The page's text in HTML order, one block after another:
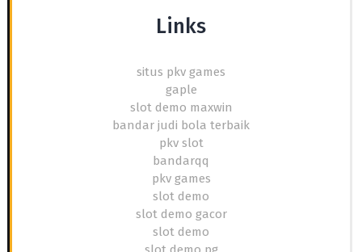
Links
situs pkv games
gaple
slot demo maxwin
bandar judi bola terbaik
pkv slot
bandarqq
pkv games
slot demo
slot demo gacor
slot demo